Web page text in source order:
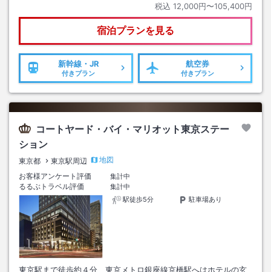
税込 12,000円〜105,400円
宿泊プランを見る
新幹線・JR
付きプラン
航空券
付きプラン
コートヤード・バイ・マリオット東京ステー
ション
東京都 東京駅周辺
地図
お客様アンケート評価
集計中
るるぶトラベル評価
集計中
駅徒歩5分
駐車場あり
東京駅まで徒歩約４分、東京メトロ銀座線京橋駅へはホテルの玄